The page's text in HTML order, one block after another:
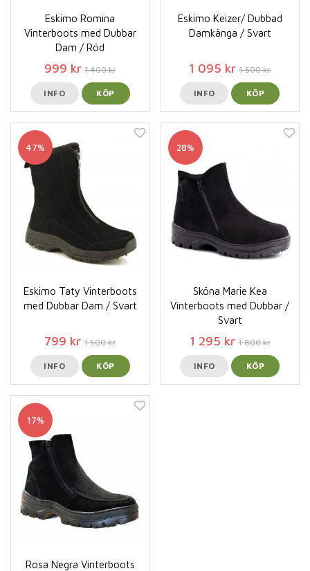
Eskimo Romina
Vinterboots med Dubbar
Dam / Röd
999 kr 1 400 kr
INFO KÖP
Eskimo Keizer/ Dubbad
Damkänga / Svart
1 095 kr 1 500 kr
INFO KÖP
47%
Eskimo Taty Vinterboots
med Dubbar Dam / Svart
799 kr 1 500 kr
INFO KÖP
28%
Sköna Marie Kea
Vinterboots med Dubbar /
Svart
1 295 kr 1 800 kr
INFO KÖP
17%
Rosa Negra Vinterboots